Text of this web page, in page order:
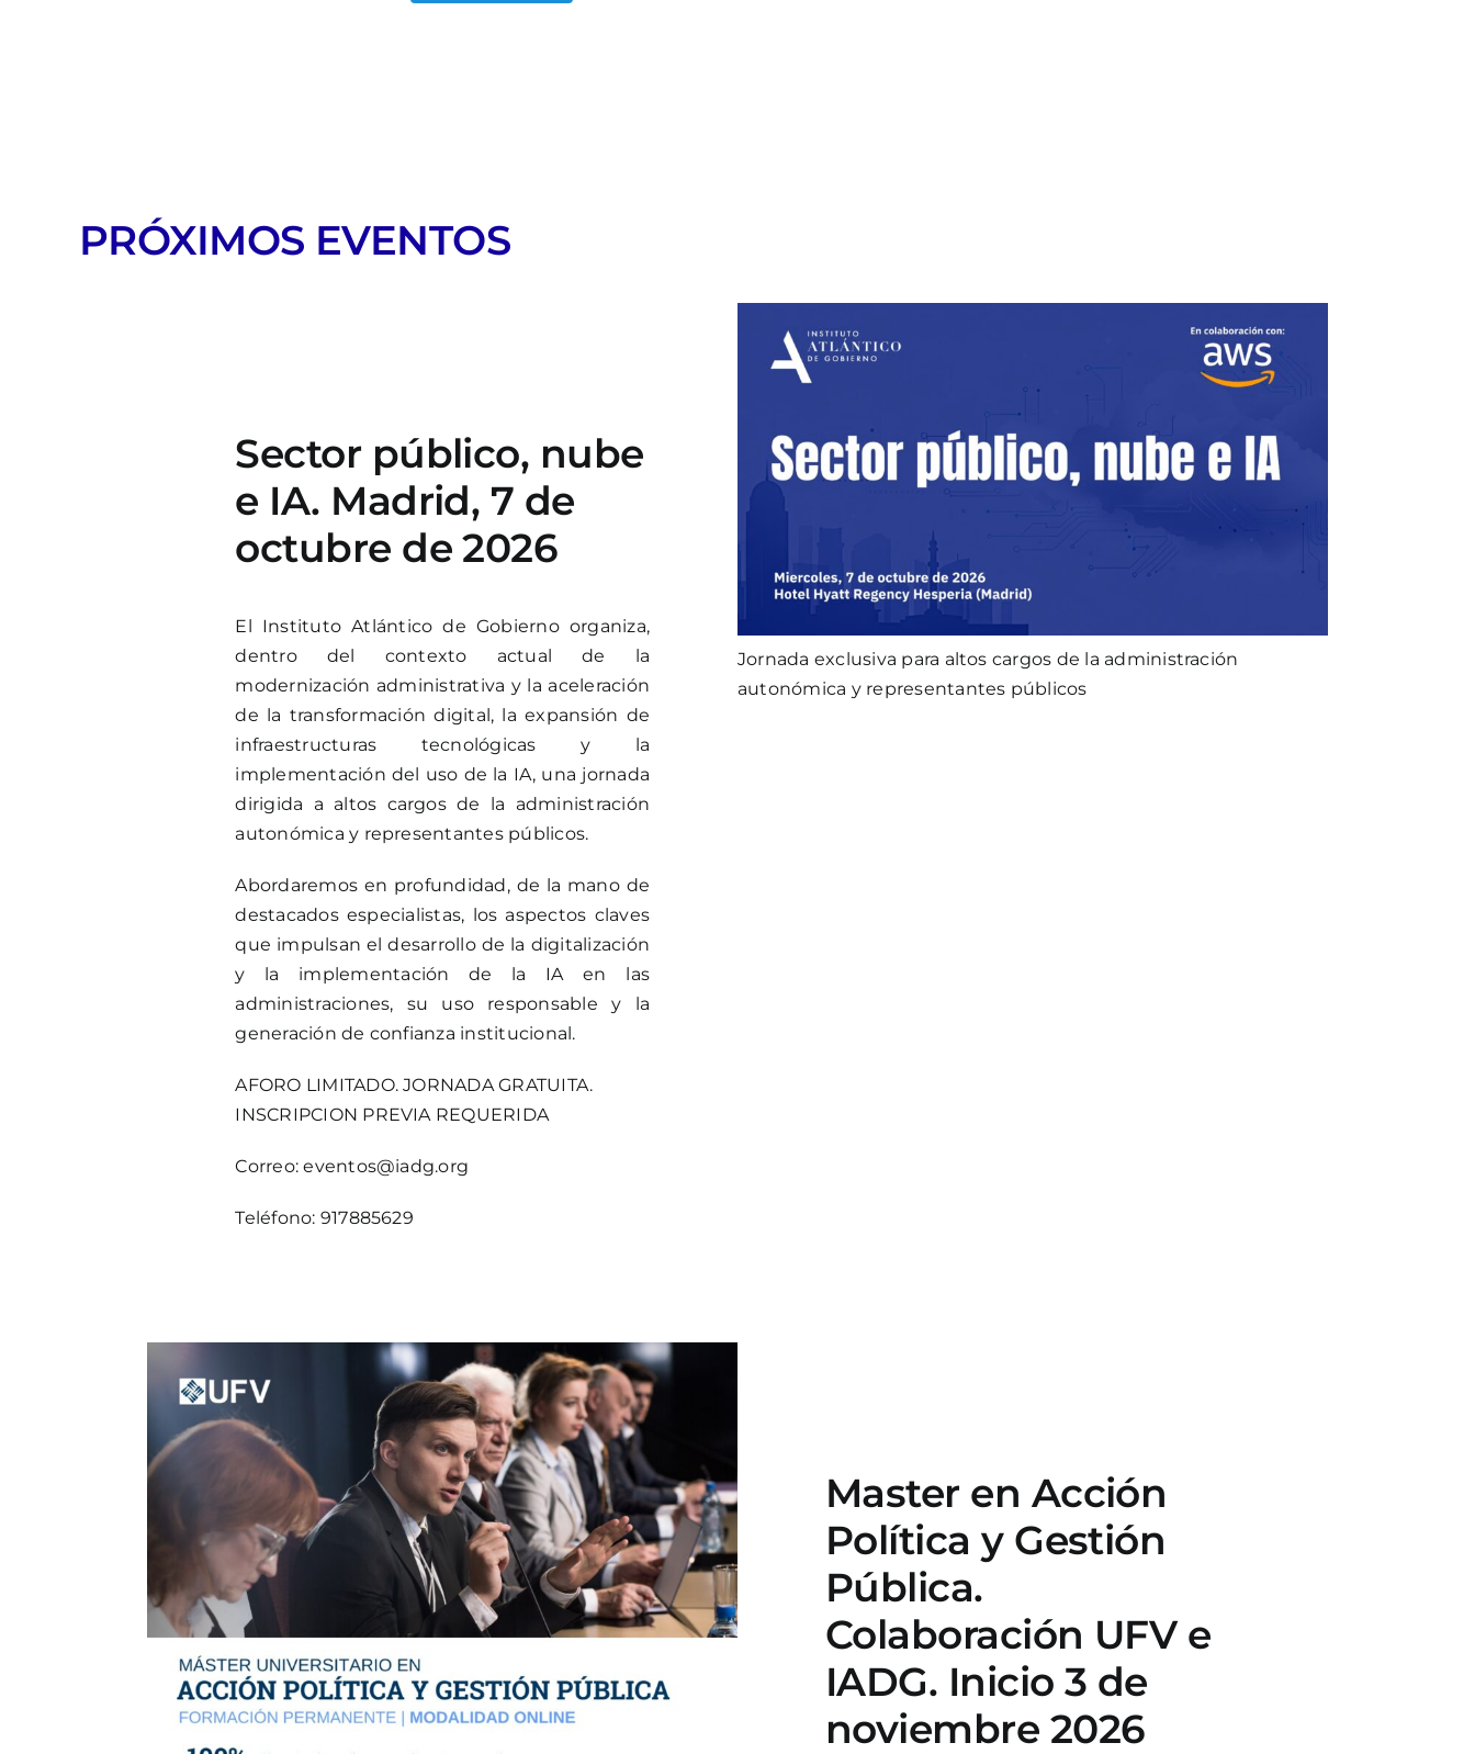
PRÓXIMOS EVENTOS
Sector público, nube
e IA. Madrid, 7 de
octubre de 2026
El Instituto Atlántico de Gobierno organiza,
dentro del contexto actual de la
modernización administrativa y la aceleración
de la transformación digital, la expansión de
infraestructuras tecnológicas y la
implementación del uso de la IA, una jornada
dirigida a altos cargos de la administración
autonómica y representantes públicos.
Abordaremos en profundidad, de la mano de
destacados especialistas, los aspectos claves
que impulsan el desarrollo de la digitalización
y la implementación de la IA en las
administraciones, su uso responsable y la
generación de confianza institucional.
AFORO LIMITADO. JORNADA GRATUITA.
INSCRIPCION PREVIA REQUERIDA
Correo: eventos@iadg.org
Teléfono: 917885629
Jornada exclusiva para altos cargos de la administración
autonómica y representantes públicos
Master en Acción
Política y Gestión
Pública.
Colaboración UFV e
IADG. Inicio 3 de
noviembre 2026